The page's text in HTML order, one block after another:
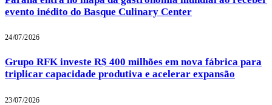
evento inédito do Basque Culinary Center
24/07/2026
Grupo RFK investe R$ 400 milhões em nova fábrica para
triplicar capacidade produtiva e acelerar expansão
23/07/2026